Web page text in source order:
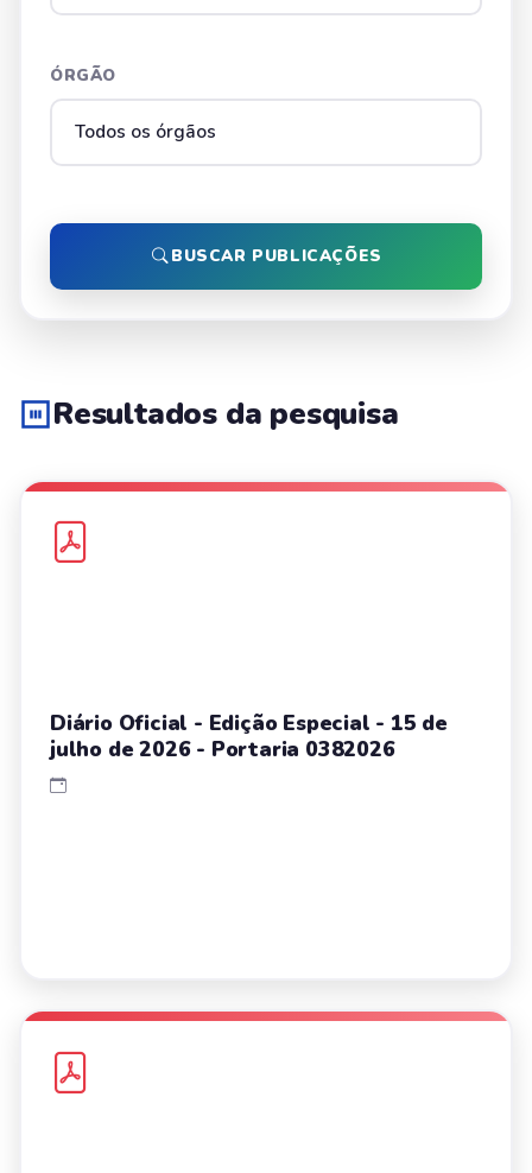
ÓRGÃO
BUSCAR PUBLICAÇÕES
Resultados da pesquisa
Diário Oficial - Edição Especial - 15 de
julho de 2026 - Portaria 0382026